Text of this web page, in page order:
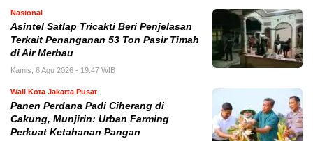
Nasional
Asintel Satlap Tricakti Beri Penjelasan
Terkait Penanganan 53 Ton Pasir Timah
di Air Merbau
Kamis, 6 Agu 2026 - 19:47 WIB
Wali Kota Jakarta Pusat
Panen Perdana Padi Ciherang di
Cakung, Munjirin: Urban Farming
Perkuat Ketahanan Pangan